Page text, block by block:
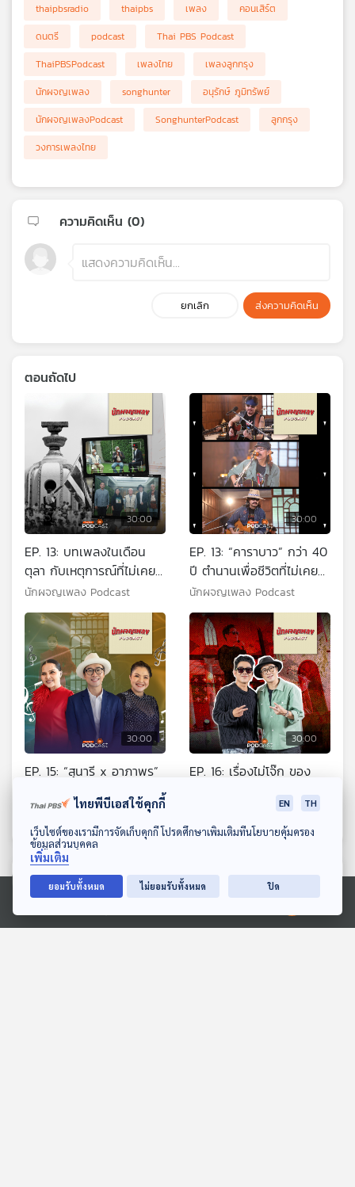
ดาวน์โหลด Thai PBS Podcast Application
Ⓒ 2020 องค์การกระจายเสียงและแพร่ภาพสาธารณะแห่งประเทศไทย
thaipbsradio thaipbs เพลง
คอนเสิร์ต
ดนตรี
podcast
Thai PBS Podcast
ThaiPBSPodcast
เพลงไทย
เพลงลูกกรุง
นักผจญเพลง
songhunter
อนุรักษ์ ภูมิทรัพย์
นักผจญเพลงPodcast
SonghunterPodcast
ลูกกรุง
วงการเพลงไทย
ความคิดเห็น (0)
ยกเลิก ส่งความคิดเห็น
ตอนถัดไป
30:00
EP. 13: บทเพลงในเดือน
ตุลา กับเหตุการณ์ที่ไม่เคย
ลืม
นักผจญเพลง Podcast
30:00
EP. 13: “คาราบาว” กว่า 40
ปี ตำนานเพื่อชีวิตที่ไม่เคย
แยกวง
นักผจญเพลง Podcast
30:00
EP. 15: “สุนารี x อาภาพร”
นักผจญเพลง Podcast
30:00
EP. 16: เรื่องไม่โจ๊ก ของ
นักผจญเพลง Podcast
ตอนที่เกี่ยวข้อง
ไทยพีบีเอสใช้คุกกี้ EN TH
เว็บไซต์ของเรามีการจัดเก็บคุกกี้ โปรดศึกษาเพิ่มเติมที่นโยบายคุ้มครอง
ข้อมูลส่วนบุคคล
เพิ่มเติม
ยอมรับทั้งหมด ไม่ยอมรับทั้งหมด ปิด